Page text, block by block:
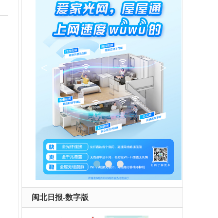
闽北日报-数字版